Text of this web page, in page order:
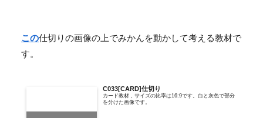
この仕切りの画像の上でみかんを動かして考える教材で
す。
C033[CARD]仕切り
カード教材，サイズの比率は16:9です。白と灰色で部分
を分けた画像です。